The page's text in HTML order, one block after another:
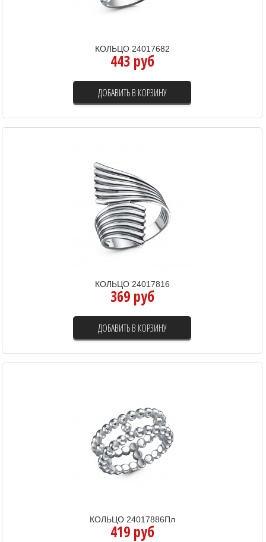
КОЛЬЦО 24017682
443 руб
ДОБАВИТЬ В КОРЗИНУ
КОЛЬЦО 24017816
369 руб
ДОБАВИТЬ В КОРЗИНУ
КОЛЬЦО 24017886Пл
419 руб